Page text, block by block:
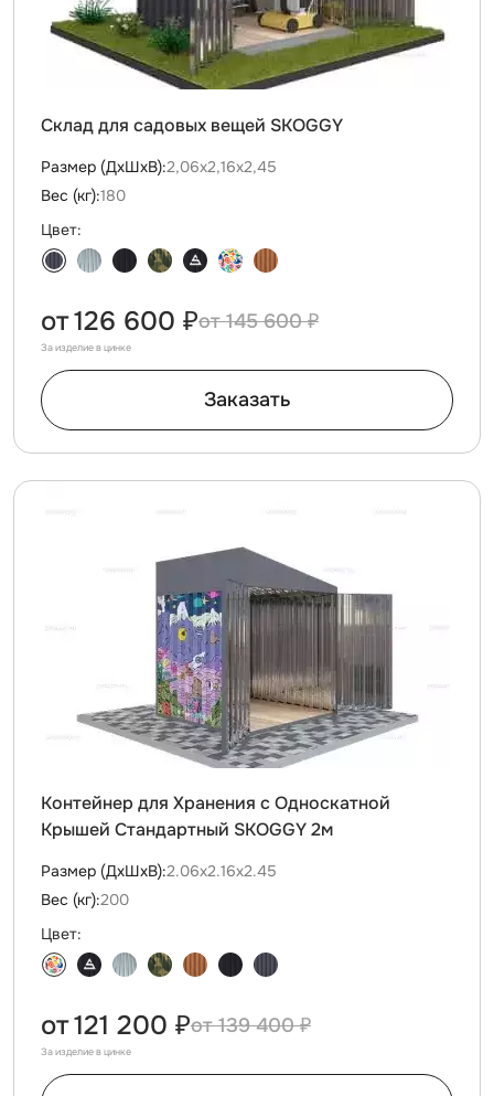
Склад для садовых вещей SKOGGY
Размер (ДxШxВ):2,06х2,16х2,45
Вес (кг):180
Цвет:
145 600 ₽
от126 600 ₽
За изделие в цинке
Заказать
Контейнер для Хранения с Односкатной
Крышей Стандартный SKOGGY 2м
Размер (ДxШxВ):2.06х2.16х2.45
Вес (кг):200
Цвет:
139 400 ₽
от121 200 ₽
За изделие в цинке